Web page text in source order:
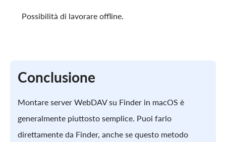
Possibilità di lavorare offline.
Conclusione
Montare server WebDAV su Finder in macOS è
generalmente piuttosto semplice. Puoi farlo
direttamente da Finder, anche se questo metodo